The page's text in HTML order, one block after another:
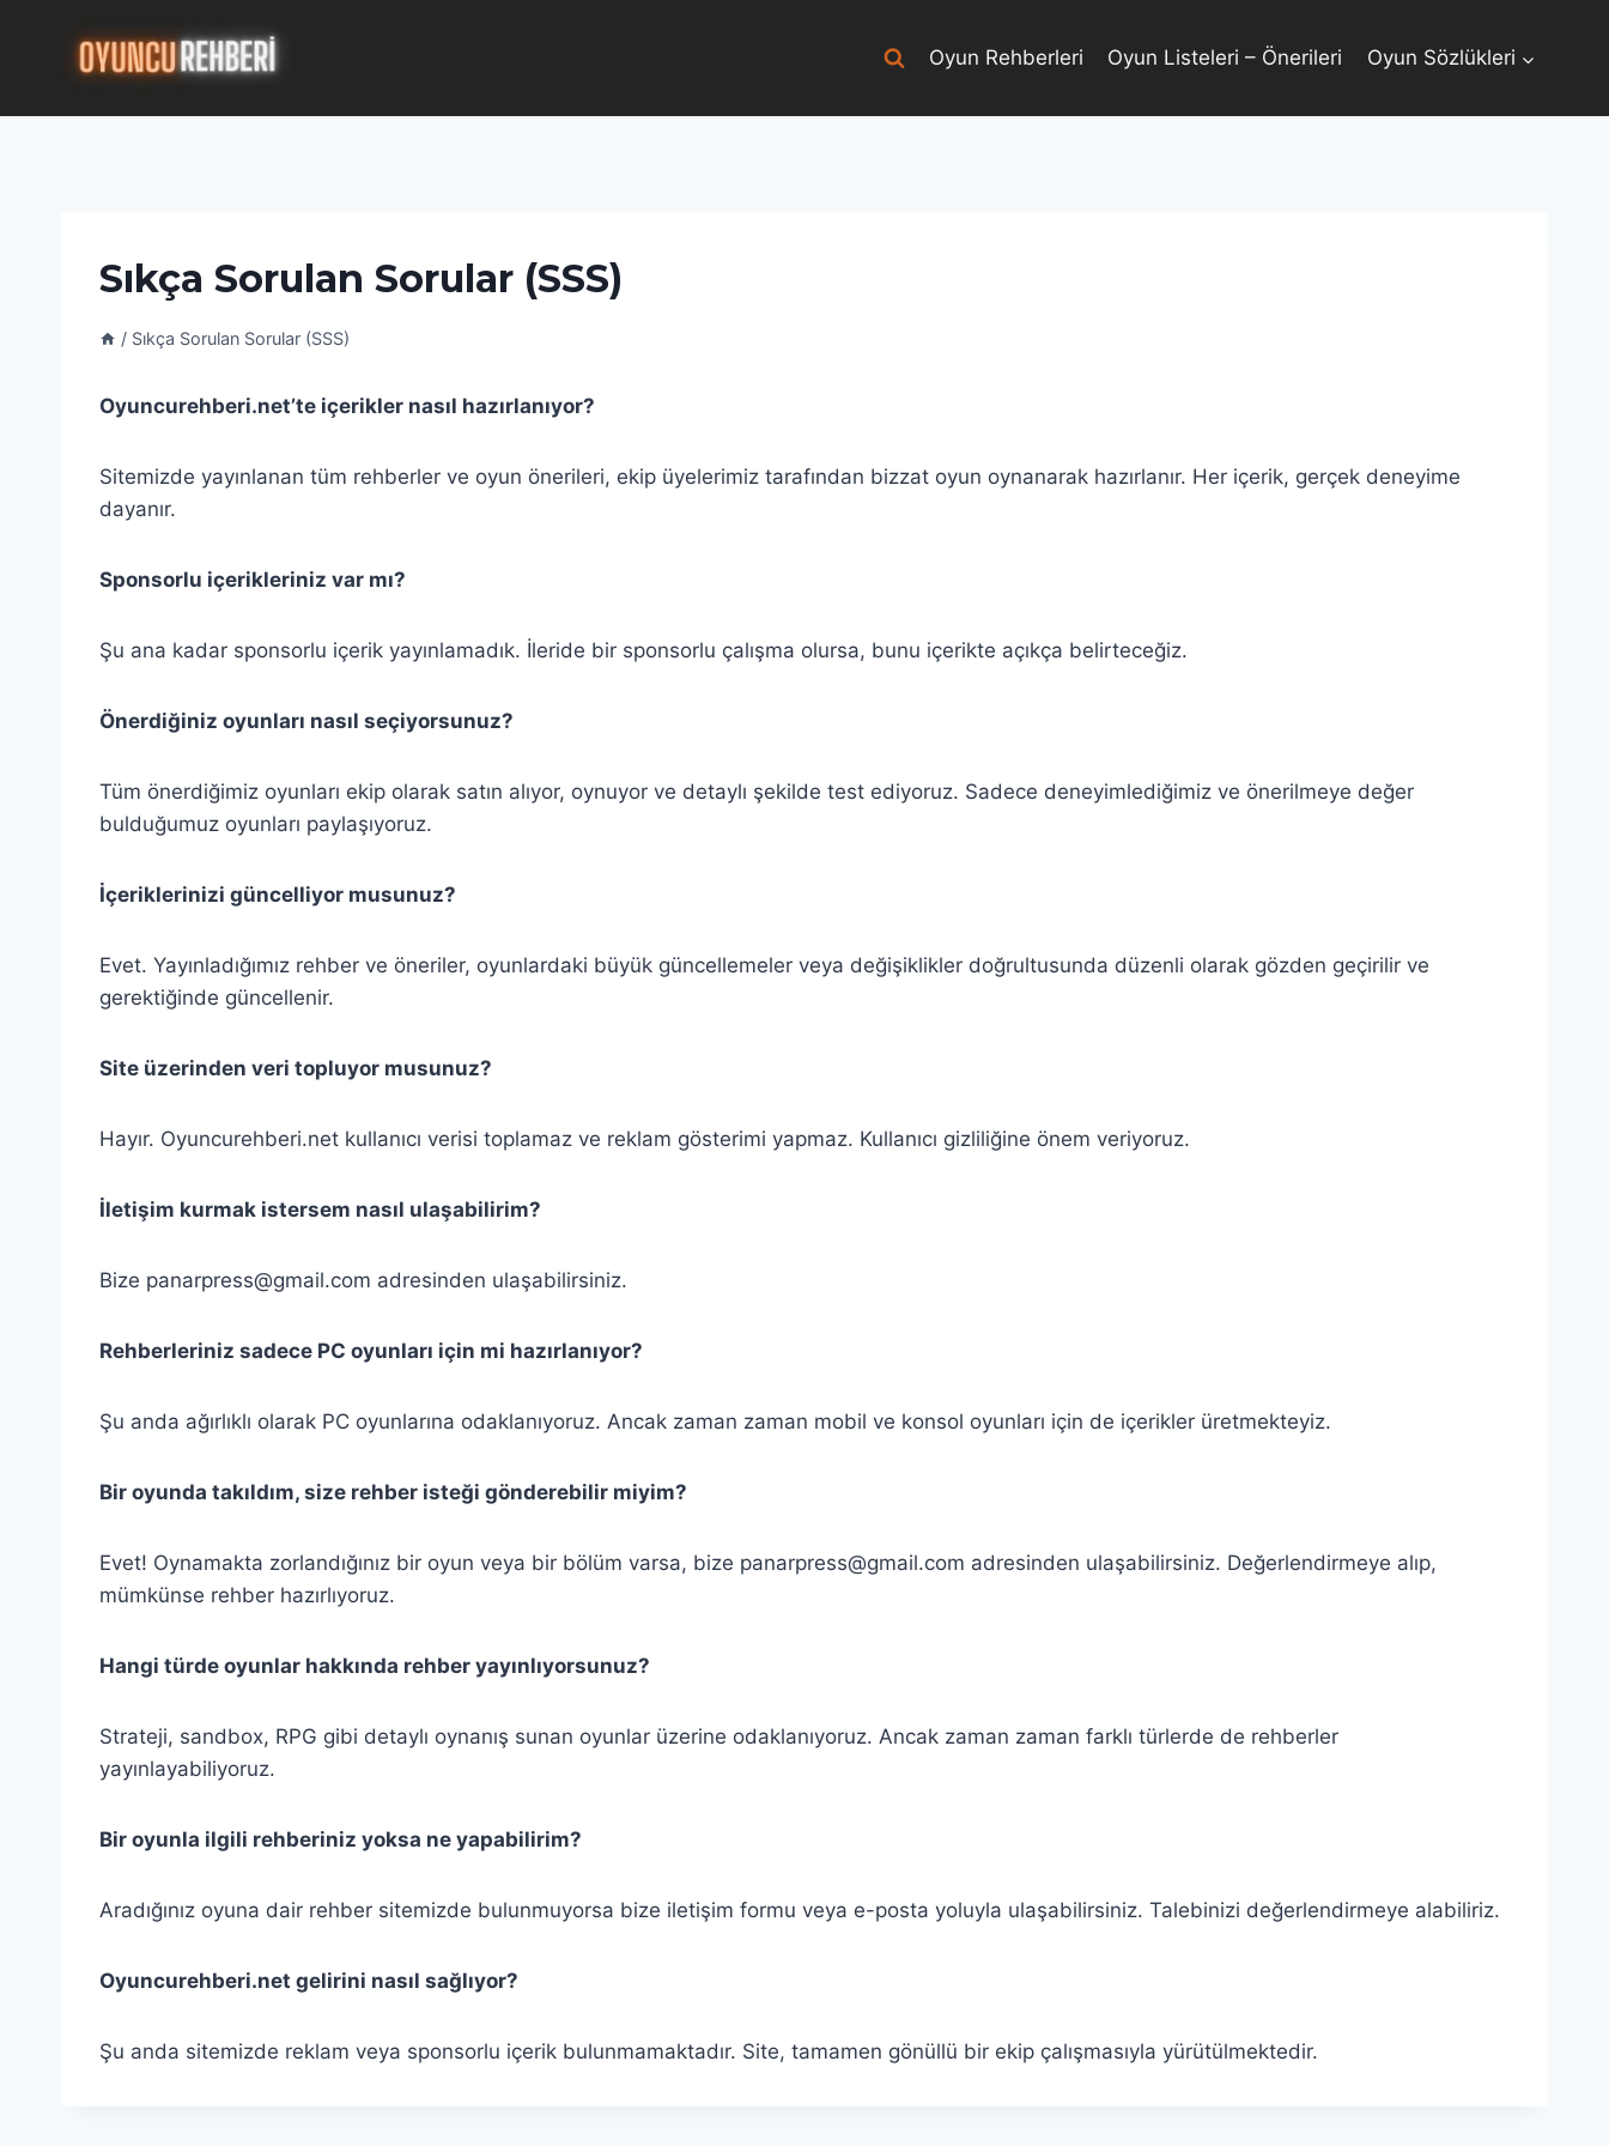
Oyun Rehberleri Oyun Listeleri – Önerileri Oyun Sözlükleri
Sıkça Sorulan Sorular (SSS)
/ Sıkça Sorulan Sorular (SSS)
Oyuncurehberi.net’te içerikler nasıl hazırlanıyor?
Sitemizde yayınlanan tüm rehberler ve oyun önerileri, ekip üyelerimiz tarafından bizzat oyun oynanarak hazırlanır. Her içerik, gerçek deneyime
dayanır.
Sponsorlu içerikleriniz var mı?
Şu ana kadar sponsorlu içerik yayınlamadık. İleride bir sponsorlu çalışma olursa, bunu içerikte açıkça belirteceğiz.
Önerdiğiniz oyunları nasıl seçiyorsunuz?
Tüm önerdiğimiz oyunları ekip olarak satın alıyor, oynuyor ve detaylı şekilde test ediyoruz. Sadece deneyimlediğimiz ve önerilmeye değer
bulduğumuz oyunları paylaşıyoruz.
İçeriklerinizi güncelliyor musunuz?
Evet. Yayınladığımız rehber ve öneriler, oyunlardaki büyük güncellemeler veya değişiklikler doğrultusunda düzenli olarak gözden geçirilir ve
gerektiğinde güncellenir.
Site üzerinden veri topluyor musunuz?
Hayır. Oyuncurehberi.net kullanıcı verisi toplamaz ve reklam gösterimi yapmaz. Kullanıcı gizliliğine önem veriyoruz.
İletişim kurmak istersem nasıl ulaşabilirim?
Bize panarpress@gmail.com adresinden ulaşabilirsiniz.
Rehberleriniz sadece PC oyunları için mi hazırlanıyor?
Şu anda ağırlıklı olarak PC oyunlarına odaklanıyoruz. Ancak zaman zaman mobil ve konsol oyunları için de içerikler üretmekteyiz.
Bir oyunda takıldım, size rehber isteği gönderebilir miyim?
Evet! Oynamakta zorlandığınız bir oyun veya bir bölüm varsa, bize panarpress@gmail.com adresinden ulaşabilirsiniz. Değerlendirmeye alıp,
mümkünse rehber hazırlıyoruz.
Hangi türde oyunlar hakkında rehber yayınlıyorsunuz?
Strateji, sandbox, RPG gibi detaylı oynanış sunan oyunlar üzerine odaklanıyoruz. Ancak zaman zaman farklı türlerde de rehberler
yayınlayabiliyoruz.
Bir oyunla ilgili rehberiniz yoksa ne yapabilirim?
Aradığınız oyuna dair rehber sitemizde bulunmuyorsa bize iletişim formu veya e-posta yoluyla ulaşabilirsiniz. Talebinizi değerlendirmeye alabiliriz.
Oyuncurehberi.net gelirini nasıl sağlıyor?
Şu anda sitemizde reklam veya sponsorlu içerik bulunmamaktadır. Site, tamamen gönüllü bir ekip çalışmasıyla yürütülmektedir.